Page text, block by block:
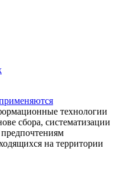
технологии
сбора, систематизации
на территории